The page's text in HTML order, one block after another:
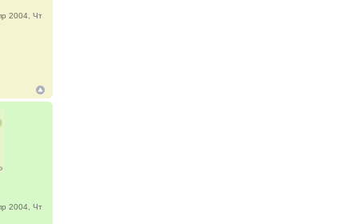
2004, Чт
2004, Чт